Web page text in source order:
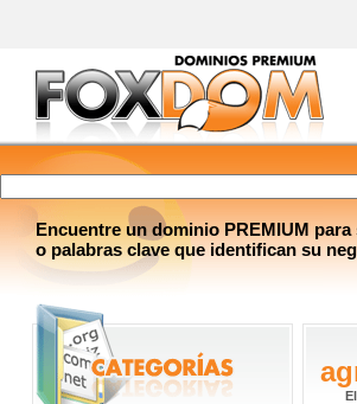
Encuentre un dominio PREMIUM
o palabras clave que identifican su